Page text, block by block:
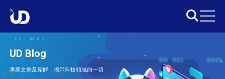
UD Blog
專業文章及見解，揭示科技領域的一切